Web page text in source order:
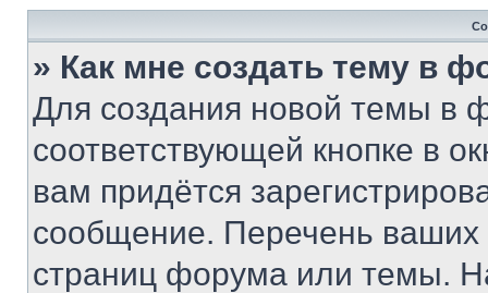
» Как мне создать тему в
Для создания новой темы в
соответствующей кнопке в
вам придётся
сообщение. Перечень ваших
страниц форума или темы.